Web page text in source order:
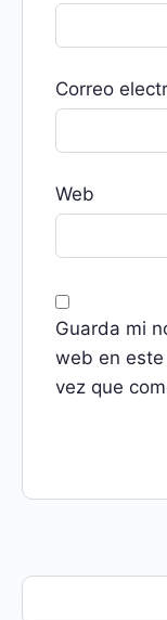
Correo
Web
Guarda mi
web en
vez que